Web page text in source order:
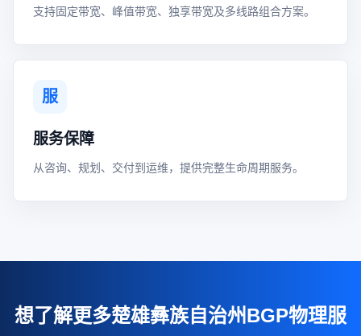
支持固定带宽、峰值带宽、独享带宽及多线路组合方案。
服
服务保障
从咨询、规划、交付到运维，提供完整生命周期服务。
想了解更多楚雄彝族自治州BGP物理服